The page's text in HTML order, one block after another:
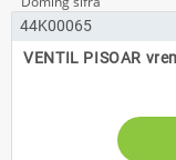
44K00065
VENTIL PISOAR